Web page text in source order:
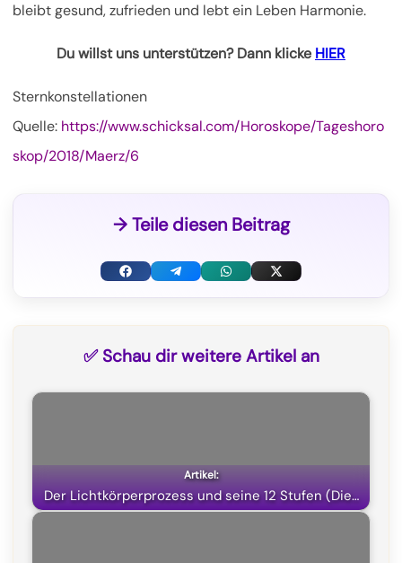
bleibt gesund, zufrieden und lebt ein Leben Harmonie.
Du willst uns unterstützen? Dann klicke HIER
Sternkonstellationen
Quelle: https://www.schicksal.com/Horoskope/Tageshoro
skop/2018/Maerz/6
→ Teile diesen Beitrag
F
o
k
T
a
m
W
p
p
X
T
t
e
✅ Schau dir weitere Artikel an
Der Lichtkörperprozess und seine 12 Stufen (Die…